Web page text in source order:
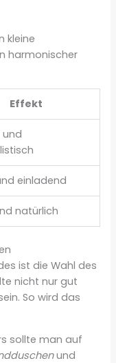
kleine
harmonischer
Effekt
und
einladend
natürlich
ist die Wahl des
nicht nur gut
So wird das
sollte man auf
und